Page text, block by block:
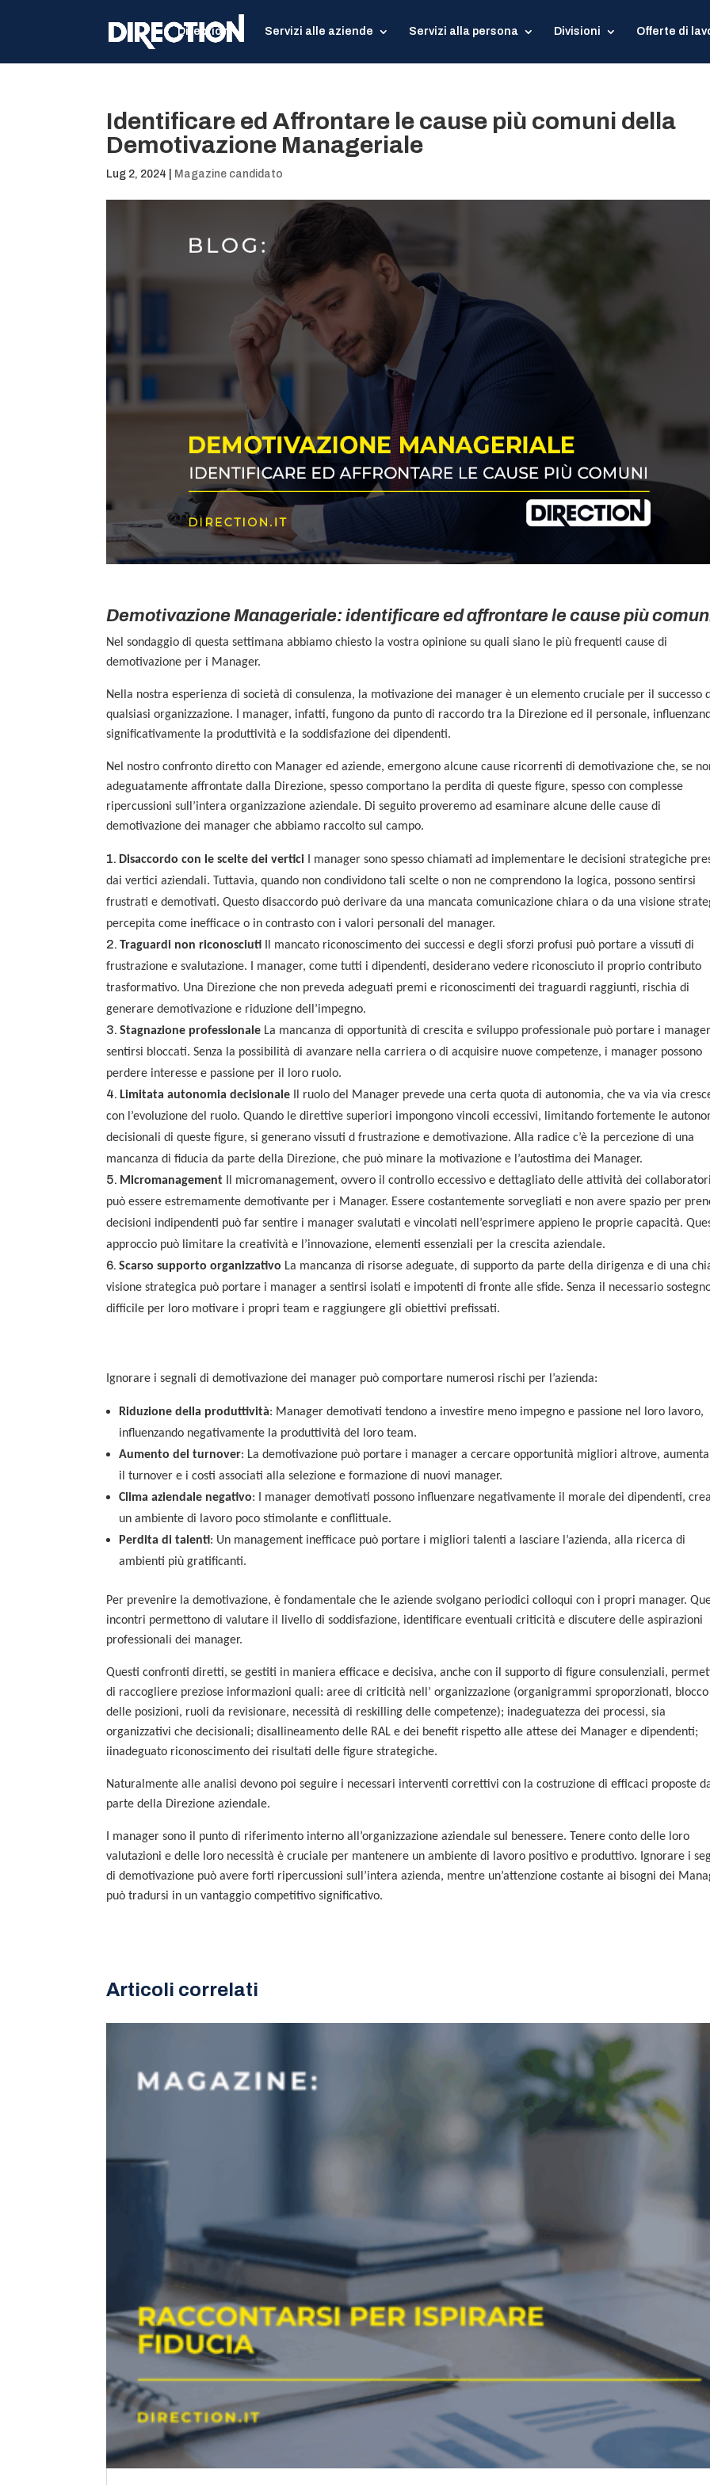
Direction Servizi alle aziende Servizi alla persona Divisioni Offerte di
Identificare ed Affrontare le cause più comuni della
Demotivazione Manageriale
Lug 2, 2024 Magazine candidato
Demotivazione Manageriale: identificare ed affrontare le cause più
Nel sondaggio di questa settimana abbiamo chiesto la vostra opinione su quali siano le più frequenti cause di
demotivazione per i Manager.
Nella nostra esperienza di società di consulenza, la motivazione dei manager è un elemento cruciale per il successo
qualsiasi organizzazione. I manager, infatti, fungono da punto di raccordo tra la Direzione ed il personale,
significativamente la produttività e la soddisfazione dei dipendenti.
Nel nostro confronto diretto con Manager ed aziende, emergono alcune cause ricorrenti di demotivazione che, se
adeguatamente affrontate dalla Direzione, spesso comportano la perdita di queste figure, spesso con complesse
ripercussioni sull’intera organizzazione aziendale. Di seguito proveremo ad esaminare alcune delle cause di
demotivazione dei manager che abbiamo raccolto sul campo.
Disaccordo con le scelte dei vertici I manager sono spesso chiamati ad implementare le decisioni strategiche
dai vertici aziendali. Tuttavia, quando non condividono tali scelte o non ne comprendono la logica, possono sentirsi
frustrati e demotivati. Questo disaccordo può derivare da una mancata comunicazione chiara o da una visione
percepita come inefficace o in contrasto con i valori personali del manager.
Traguardi non riconosciuti Il mancato riconoscimento dei successi e degli sforzi profusi può portare a vissuti di
frustrazione e svalutazione. I manager, come tutti i dipendenti, desiderano vedere riconosciuto il proprio contributo
trasformativo. Una Direzione che non preveda adeguati premi e riconoscimenti dei traguardi raggiunti, rischia di
generare demotivazione e riduzione dell’impegno.
Stagnazione professionale La mancanza di opportunità di crescita e sviluppo professionale può portare i
sentirsi bloccati. Senza la possibilità di avanzare nella carriera o di acquisire nuove competenze, i manager possono
perdere interesse e passione per il loro ruolo.
Limitata autonomia decisionale Il ruolo del Manager prevede una certa quota di autonomia, che va via via
con l’evoluzione del ruolo. Quando le direttive superiori impongono vincoli eccessivi, limitando fortemente le
decisionali di queste figure, si generano vissuti d frustrazione e demotivazione. Alla radice c’è la percezione di una
mancanza di fiducia da parte della Direzione, che può minare la motivazione e l’autostima dei Manager.
Micromanagement Il micromanagement, ovvero il controllo eccessivo e dettagliato delle attività dei
può essere estremamente demotivante per i Manager. Essere costantemente sorvegliati e non avere spazio per
decisioni indipendenti può far sentire i manager svalutati e vincolati nell’esprimere appieno le proprie capacità.
approccio può limitare la creatività e l’innovazione, elementi essenziali per la crescita aziendale.
Scarso supporto organizzativo La mancanza di risorse adeguate, di supporto da parte della dirigenza e di una
visione strategica può portare i manager a sentirsi isolati e impotenti di fronte alle sfide. Senza il necessario
difficile per loro motivare i propri team e raggiungere gli obiettivi prefissati.
Ignorare i segnali di demotivazione dei manager può comportare numerosi rischi per l’azienda:
Riduzione della produttività: Manager demotivati tendono a investire meno impegno e passione nel loro lavoro,
influenzando negativamente la produttività del loro team.
Aumento del turnover: La demotivazione può portare i manager a cercare opportunità migliori altrove,
il turnover e i costi associati alla selezione e formazione di nuovi manager.
Clima aziendale negativo: I manager demotivati possono influenzare negativamente il morale dei dipendenti,
un ambiente di lavoro poco stimolante e conflittuale.
Perdita di talenti: Un management inefficace può portare i migliori talenti a lasciare l’azienda, alla ricerca di
ambienti più gratificanti.
Per prevenire la demotivazione, è fondamentale che le aziende svolgano periodici colloqui con i propri manager.
incontri permettono di valutare il livello di soddisfazione, identificare eventuali criticità e discutere delle aspirazioni
professionali dei manager.
Questi confronti diretti, se gestiti in maniera efficace e decisiva, anche con il supporto di figure consulenziali,
di raccogliere preziose informazioni quali: aree di criticità nell’ organizzazione (organigrammi sproporzionati, blocco
delle posizioni, ruoli da revisionare, necessità di reskilling delle competenze); inadeguatezza dei processi, sia
organizzativi che decisionali; disallineamento delle RAL e dei benefit rispetto alle attese dei Manager e dipendenti;
iinadeguato riconoscimento dei risultati delle figure strategiche.
Naturalmente alle analisi devono poi seguire i necessari interventi correttivi con la costruzione di efficaci proposte
parte della Direzione aziendale.
I manager sono il punto di riferimento interno all’organizzazione aziendale sul benessere. Tenere conto delle loro
valutazioni e delle loro necessità è cruciale per mantenere un ambiente di lavoro positivo e produttivo. Ignorare i
di demotivazione può avere forti ripercussioni sull’intera azienda, mentre un’attenzione costante ai bisogni dei
può tradursi in un vantaggio competitivo significativo.
Articoli correlati